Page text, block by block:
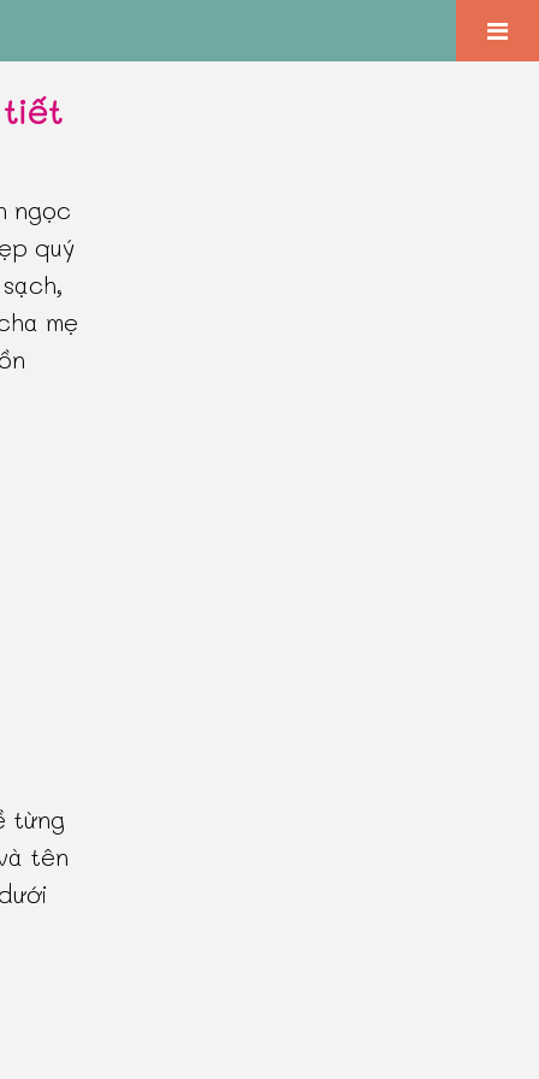
tiết
ngọc
quý
mẹ
từng
tên